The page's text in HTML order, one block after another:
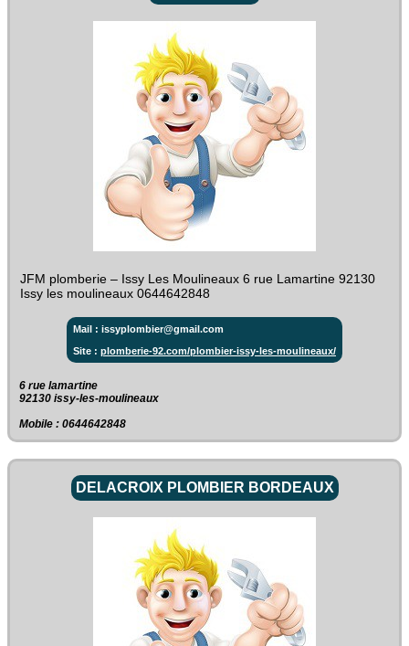
JFM plomberie – Issy Les Moulineaux 6 rue Lamartine 92130
Issy les moulineaux 0644642848
Mail : issyplombier@gmail.com
Site : plomberie-92.com/plombier-issy-les-moulineaux/
6 rue lamartine‎
92130 issy-les-moulineaux
Mobile : 0644642848
DELACROIX PLOMBIER BORDEAUX